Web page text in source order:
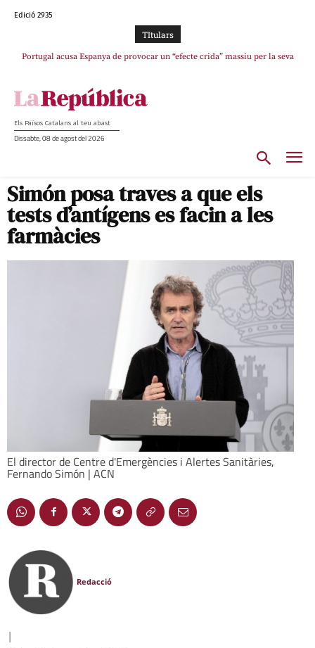
Edició 2935
TItulars
Portugal acusa Espanya de provocar un “efecte crida” massiu per la seva
El col·lapse de l’operació de Marc Puigtió a Girona: desbandada de
Els Països Catalans al teu abast
Dissabte, 08 de agost del 2026
Simón posa traves a que els
tests d’antígens es facin a les
farmàcies
El director de Centre d'Emergències i Alertes Sanitàries,
Fernando Simón | ACN
Redacció
|